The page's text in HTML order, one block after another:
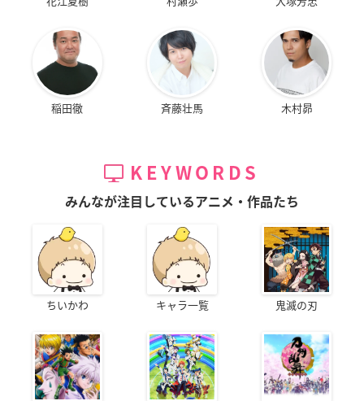
稲田徹 斉藤壮馬 木村昴
KEYWORDS
みんなが注目しているアニメ・作品たち
ちいかわ キャラ一覧 鬼滅の刃